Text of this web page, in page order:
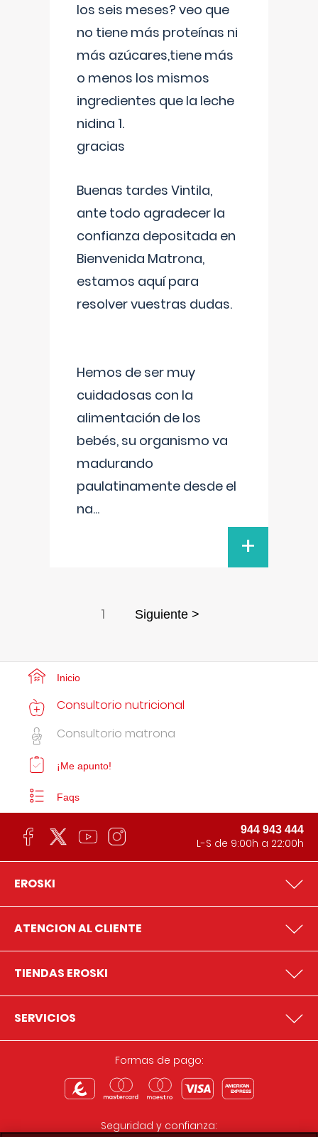
los seis meses? veo que
no tiene más proteínas ni
más azúcares,tiene más
o menos los mismos
ingredientes que la leche
nidina 1.
gracias
Buenas tardes Vintila,
ante todo agradecer la
confianza depositada en
Bienvenida Matrona,
estamos aquí para
resolver vuestras dudas.
Hemos de ser muy
cuidadosas con la
alimentación de los
bebés, su organismo va
madurando
paulatinamente desde el
na...
+
1 Siguiente >
Inicio
Consultorio nutricional
Consultorio matrona
¡Me apunto!
Faqs
944 943 444
L-S de 9:00h a 22:00h
EROSKI
ATENCION AL CLIENTE
TIENDAS EROSKI
SERVICIOS
Formas de pago:
Seguridad y confianza: